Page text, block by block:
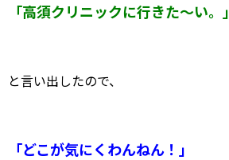
「高須クリニックに行きた～い。」
と言い出したので、
「どこが気にくわんねん！」